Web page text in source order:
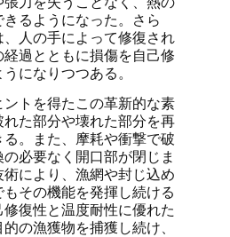
るようになった。さら
人の手によって修復され
過とともに損傷を自己修
になりつつある。
ントを得たこの革新的な素
た部分や壊れた部分を再
。また、摩耗や衝撃で破
必要なく開口部が閉じま
により、漁網や封じ込め
その機能を発揮し続ける
復性と温度耐性に優れた
の漁獲物を捕獲し続け、